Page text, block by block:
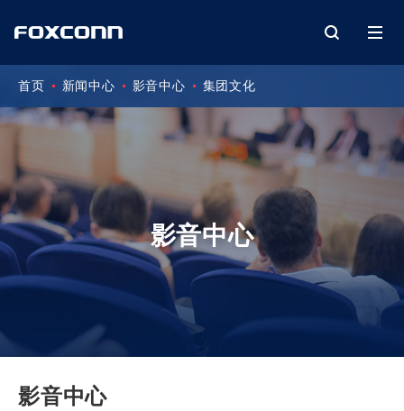
影音中心
首页 新闻中心 影音中心 集团文化
影音中心